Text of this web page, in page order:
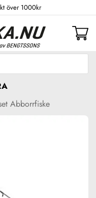
över 1000kr
Abborrfiske